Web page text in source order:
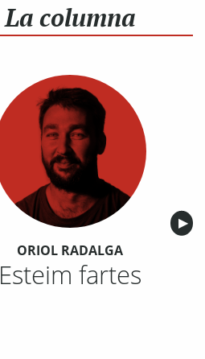
La columna
▶︎
ORIOL RADALGA
Esteim fartes